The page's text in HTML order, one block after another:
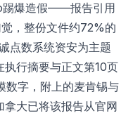
踢爆造假——报告引用
，整份文件约72%的
点数系统资安为主题
行摘要与正文第10页
数字，附上的麦肯锡与
大已将该报告从官网